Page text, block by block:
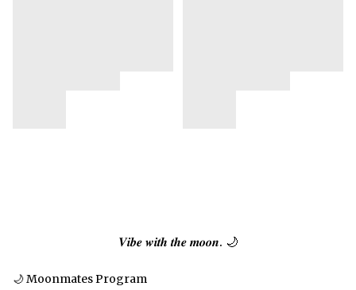
𝑽𝒊𝒃𝒆 𝒘𝒊𝒕𝒉 𝒕𝒉𝒆 𝒎𝒐𝒐𝒏. 🌙
🌙 Moonmates Program